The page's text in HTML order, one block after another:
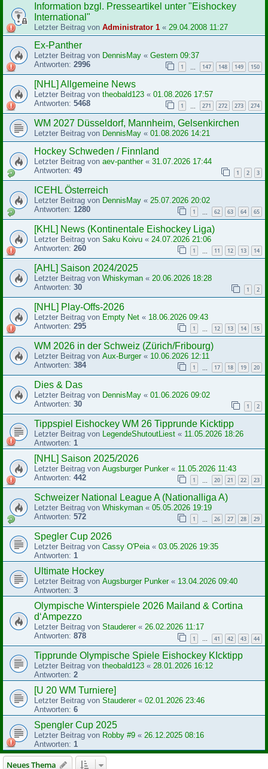
Information bzgl. Presseartikel unter "Eishockey
International"
Letzter Beitrag von Administrator 1 « 29.04.2008 11:27
Ex-Panther
Letzter Beitrag von DennisMay « Gestern 09:37
Antworten: 2996 1 147 148 149 150
[NHL] Allgemeine News
Letzter Beitrag von theobald123 « 01.08.2026 17:57
Antworten: 5468 1 271 272 273 274
WM 2027 Düsseldorf, Mannheim, Gelsenkirchen
Letzter Beitrag von DennisMay « 01.08.2026 14:21
Hockey Schweden / Finnland
Letzter Beitrag von aev-panther« 31.07.2026 17:44
Antworten: 49 1 2 3
ICEHL Österreich
Letzter Beitrag von DennisMay « 25.07.2026 20:02
Antworten: 1280 1 62 63 64 65
[KHL] News (Kontinentale Eishockey Liga)
Letzter Beitrag von Saku Koivu « 24.07.2026 21:06
Antworten: 260 1 11 12 13 14
[AHL] Saison 2024/2025
Letzter Beitrag von Whiskyman « 20.06.2026 18:28
Antworten: 30 1 2
[NHL] Play-Offs-2026
Letzter Beitrag von Empty Net « 18.06.2026 09:43
Antworten: 295 1 12 13 14 15
WM 2026 in der Schweiz (Zürich/Fribourg)
Letzter Beitrag von Aux-Burger« 10.06.2026 12:11
Antworten: 384 1 17 18 19 20
Dies & Das
Letzter Beitrag von DennisMay « 01.06.2026 09:02
Antworten: 30 1 2
Tippspiel Eishockey WM 26 Tipprunde Kicktipp
Letzter Beitrag von LegendeShutoutLiest « 11.05.2026 18:26
Antworten: 1
[NHL] Saison 2025/2026
Letzter Beitrag von Augsburger Punker« 11.05.2026 11:43
Antworten: 442 1 20 21 22 23
Schweizer National League A (Nationalliga A)
Letzter Beitrag von Whiskyman « 05.05.2026 19:19
Antworten: 572 1 26 27 28 29
Spegler Cup 2026
Letzter Beitrag von Cassy O'Peia « 03.05.2026 19:35
Antworten: 1
Ultimate Hockey
Letzter Beitrag von Augsburger Punker« 13.04.2026 09:40
Antworten: 3
Olympische Winterspiele 2026 Mailand & Cortina
d‘Ampezzo
Letzter Beitrag von Stauderer« 26.02.2026 11:17
Antworten: 878 1 41 42 43 44
Tipprunde Olympische Spiele Eishockey KIcktipp
Letzter Beitrag von theobald123 « 28.01.2026 16:12
Antworten: 2
[U 20 WM Turniere]
Letzter Beitrag von Stauderer« 02.01.2026 23:46
Antworten: 6
Spengler Cup 2025
Letzter Beitrag von Robby #9 « 26.12.2025 08:16
Antworten: 1
Neues Thema